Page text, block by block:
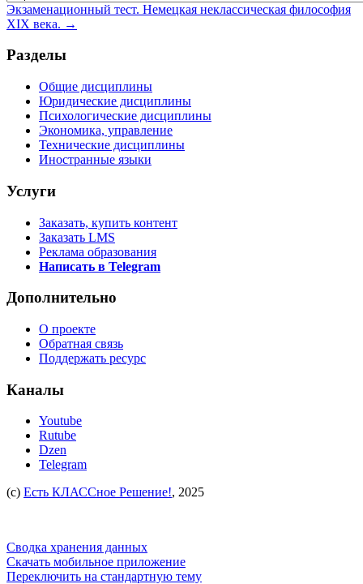
Экзаменационный тест. Немецкая неклассическая философия
XIX века. →
Разделы
Общие дисциплины
Юридические дисциплины
Психологические дисциплины
Экономика, управление
Технические дисциплины
Иностранные языки
Услуги
Заказать, купить контент
Заказать LMS
Реклама образования
Написать в Telegram
Дополнительно
О проекте
Обратная связь
Поддержать ресурс
Каналы
Youtube
Rutube
Dzen
Telegram
(c) Есть КЛАССное Решение!, 2025
Сводка хранения данных
Скачать мобильное приложение
Переключить на стандартную тему